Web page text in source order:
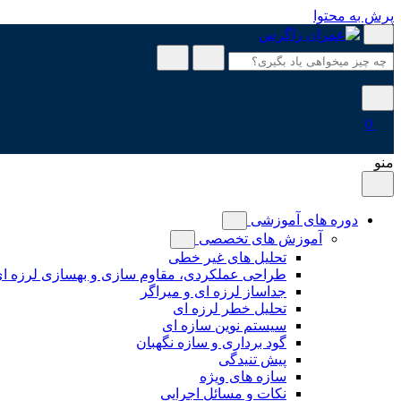
پرش به محتوا
0
منو
دوره های آموزشی
آموزش های تخصصی
تحلیل های غیر خطی
طراحی عملکردی، مقاوم سازی و بهسازی لرزه
جداساز لرزه ای و میراگر
تحلیل خطر لرزه ای
سیستم نوین سازه ای
گود برداری و سازه نگهبان
پیش تنیدگی
سازه های ویژه
نکات و مسائل اجرایی